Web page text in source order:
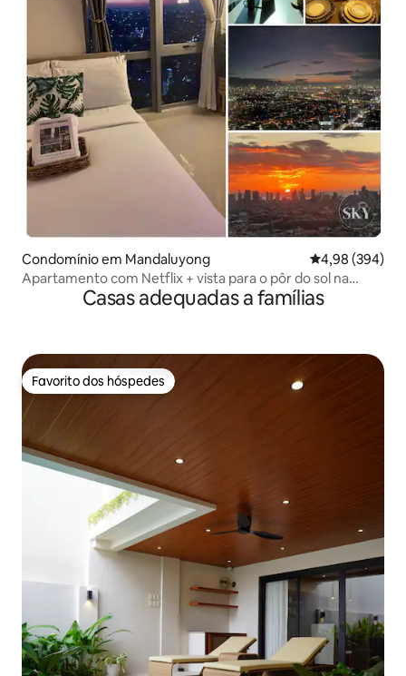
Condomínio em Mandaluyong Classificação
4,98 (394)
Apartamento com Netflix + vista para o pôr do sol na
Grande ManilaCasas adequadas a famílias
Favorito dos hóspedes
Favorito dos hóspedes